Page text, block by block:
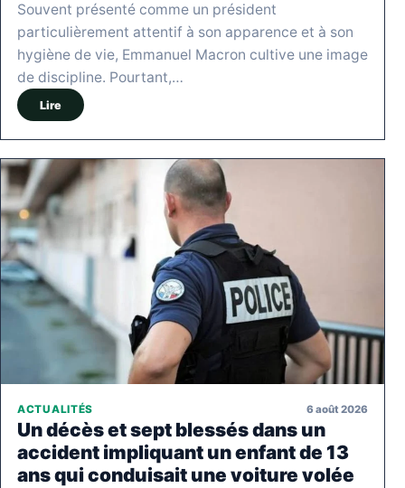
Souvent présenté comme un président
particulièrement attentif à son apparence et à son
hygiène de vie, Emmanuel Macron cultive une image
de discipline. Pourtant,…
Lire
ACTUALITÉS 6 août 2026
Un décès et sept blessés dans un
accident impliquant un enfant de 13
ans qui conduisait une voiture volée